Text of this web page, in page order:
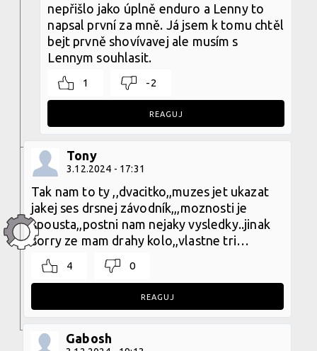
nepřišlo jako úplně enduro a Lenny to
napsal první za mně. Já jsem k tomu chtěl
bejt prvně shovívavej ale musím s
Lennym souhlasit.
1 -2
REAGUJ
Tony
3.12.2024 - 17:31
Tak nam to ty ,,dvacitko,,muzes jet ukazat
jakej ses drsnej závodník,,,moznosti je
spousta,,postni nam nejaky vysledky..jinak
sorry ze mam drahy kolo,,vlastne tri…
4 0
REAGUJ
Gabosh